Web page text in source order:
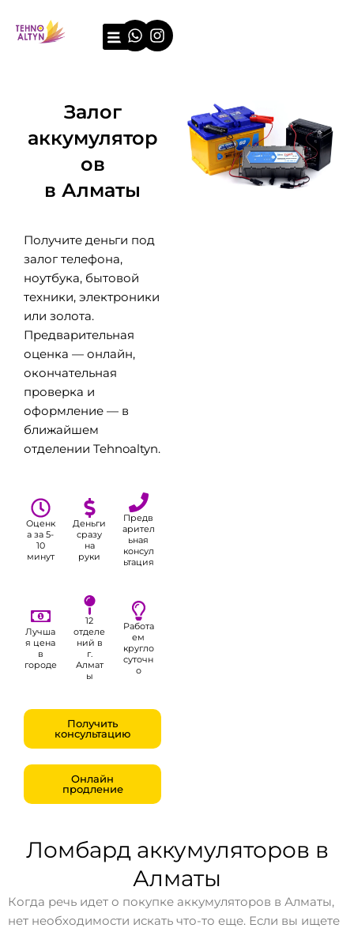
содержимому
Whatsapp
Instagram
Залог
аккумулятор
ов
в Алматы
Получите деньги под
залог телефона,
ноутбука, бытовой
техники, электроники
или золота.
Предварительная
оценка — онлайн,
окончательная
проверка и
оформление — в
ближайшем
отделении Tehnoaltyn.
Оценк
а за 5-
10
минут
Деньги
сразу
на
руки
Предв
арител
ьная
консул
ьтация
Лучша
я цена
в
городе
12
отделе
ний в
г.
Алмат
ы
Работа
ем
кругло
суточн
о
Получить
консультацию
Онлайн
продление
Ломбард аккумуляторов в
Алматы
Когда речь идет о покупке аккумуляторов в Алматы,
нет необходимости искать что-то еще. Если вы ищете